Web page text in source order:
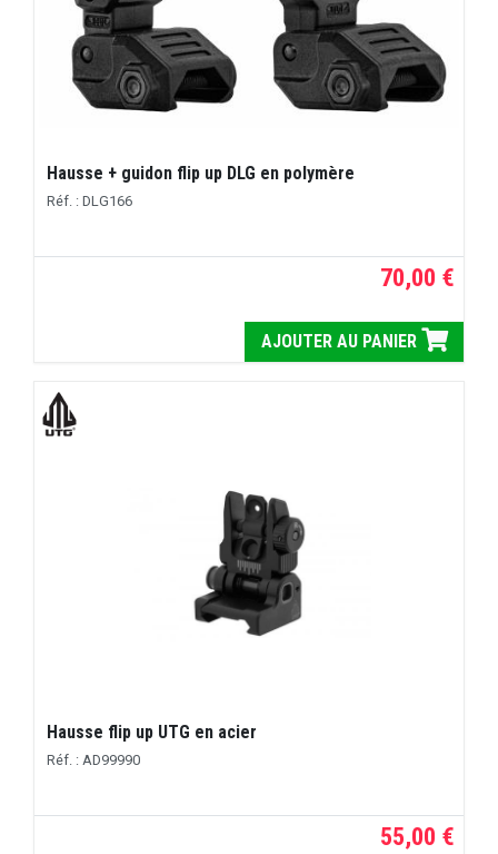
Hausse + guidon flip up DLG en polymère
Réf. : DLG166
70,00 €
AJOUTER AU PANIER
Hausse flip up UTG en acier
Réf. : AD99990
55,00 €